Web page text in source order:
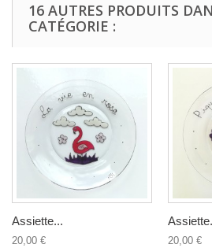
16 AUTRES PRODUITS
CATÉGORIE :
Assiette...
20,00 €
20,00 €